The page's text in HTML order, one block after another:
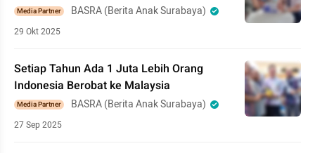
Media Partner BASRA (Berita Anak Surabaya)
29 Okt 2025
Setiap Tahun Ada 1 Juta Lebih Orang
Indonesia Berobat ke Malaysia
Media Partner BASRA (Berita Anak Surabaya)
27 Sep 2025